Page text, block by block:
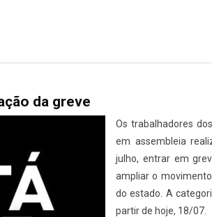
da greve
Os trabalhadores
em assembleia
julho, entrar em
ampliar o
do estado. A
partir de hoje, 18/07.